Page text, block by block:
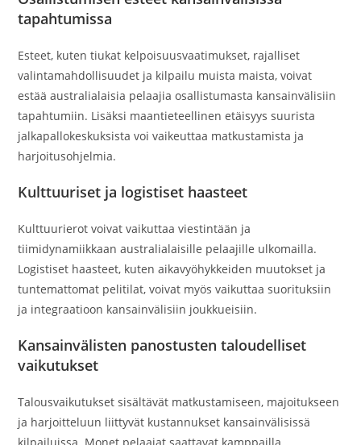
tapahtumissa
Esteet, kuten tiukat kelpoisuusvaatimukset, rajalliset
valintamahdollisuudet ja kilpailu muista maista, voivat
estää australialaisia pelaajia osallistumasta kansainvälisiin
tapahtumiin. Lisäksi maantieteellinen etäisyys suurista
jalkapallokeskuksista voi vaikeuttaa matkustamista ja
harjoitusohjelmia.
Kulttuuriset ja logistiset haasteet
Kulttuurierot voivat vaikuttaa viestintään ja
tiimidynamiikkaan australialaisille pelaajille ulkomailla.
Logistiset haasteet, kuten aikavyöhykkeiden muutokset ja
tuntemattomat pelitilat, voivat myös vaikuttaa suorituksiin
ja integraatioon kansainvälisiin joukkueisiin.
Kansainvälisten panostusten taloudelliset
vaikutukset
Talousvaikutukset sisältävät matkustamiseen, majoitukseen
ja harjoitteluun liittyvät kustannukset kansainvälisissä